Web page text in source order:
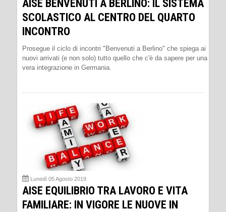
AISE BENVENUTI A BERLINO: IL SISTEMA
SCOLASTICO AL CENTRO DEL QUARTO
INCONTRO
Prosegue il ciclo di incontri "Benvenuti a Berlino" che spiega ai
nuovi arrivati (e non solo) tutto quello che c'è da sapere per una
vera integrazione in Germania.
Lunedì 05 Agosto 2019
AISE EQUILIBRIO TRA LAVORO E VITA
FAMILIARE: IN VIGORE LE NUOVE IN